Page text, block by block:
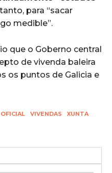
para “sacar
medible”.
que o Goberno central
de vivenda baleira
os puntos de Galicia e
VIVENDAS
XUNTA